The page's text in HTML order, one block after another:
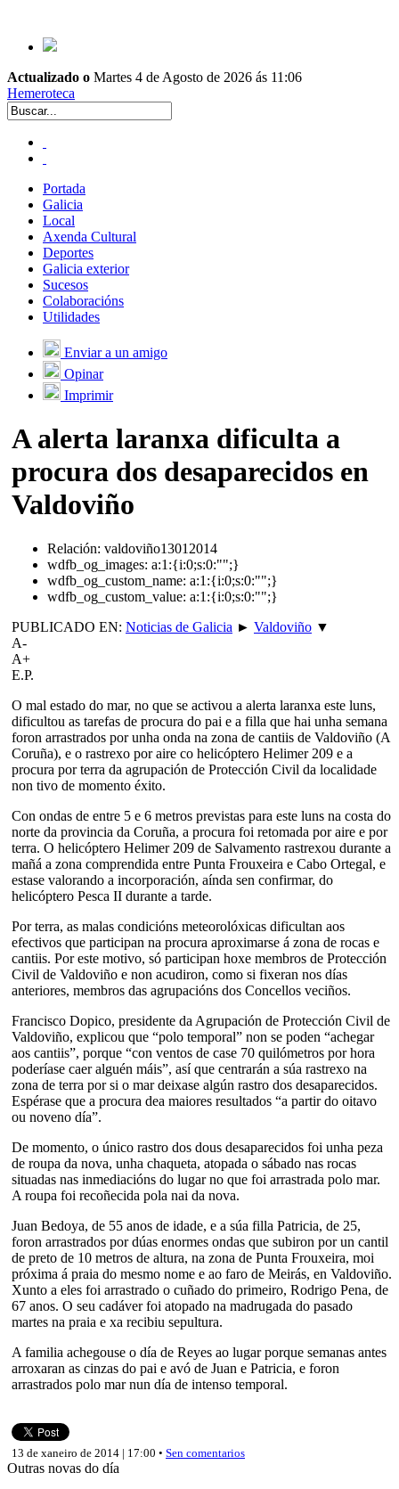
Actualizado o Martes 4 de Agosto de 2026 ás 11:06
Hemeroteca
Portada
Galicia
Local
Axenda Cultural
Deportes
Galicia exterior
Sucesos
Colaboracións
Utilidades
Enviar a un amigo
Opinar
Imprimir
A alerta laranxa dificulta a
procura dos desaparecidos en
Valdoviño
Relación: valdoviño13012014
wdfb_og_images: a:1:{i:0;s:0:"";}
wdfb_og_custom_name: a:1:{i:0;s:0:"";}
wdfb_og_custom_value: a:1:{i:0;s:0:"";}
PUBLICADO EN: Noticias de Galicia ► Valdoviño ▼
A-
A+
E.P.
O mal estado do mar, no que se activou a alerta laranxa este luns,
dificultou as tarefas de procura do pai e a filla que hai unha semana
foron arrastrados por unha onda na zona de cantiis de Valdoviño (A
Coruña), e o rastrexo por aire co helicóptero Helimer 209 e a
procura por terra da agrupación de Protección Civil da localidade
non tivo de momento éxito.
Con ondas de entre 5 e 6 metros previstas para este luns na costa do
norte da provincia da Coruña, a procura foi retomada por aire e por
terra. O helicóptero Helimer 209 de Salvamento rastrexou durante a
mañá a zona comprendida entre Punta Frouxeira e Cabo Ortegal, e
estase valorando a incorporación, aínda sen confirmar, do
helicóptero Pesca II durante a tarde.
Por terra, as malas condicións meteorolóxicas dificultan aos
efectivos que participan na procura aproximarse á zona de rocas e
cantiis. Por este motivo, só participan hoxe membros de Protección
Civil de Valdoviño e non acudiron, como si fixeran nos días
anteriores, membros das agrupacións dos Concellos veciños.
Francisco Dopico, presidente da Agrupación de Protección Civil de
Valdoviño, explicou que “polo temporal” non se poden “achegar
aos cantiis”, porque “con ventos de case 70 quilómetros por hora
poderíase caer alguén máis”, así que centrarán a súa rastrexo na
zona de terra por si o mar deixase algún rastro dos desaparecidos.
Espérase que a procura dea maiores resultados “a partir do oitavo
ou noveno día”.
De momento, o único rastro dos dous desaparecidos foi unha peza
de roupa da nova, unha chaqueta, atopada o sábado nas rocas
situadas nas inmediacións do lugar no que foi arrastrada polo mar.
A roupa foi recoñecida pola nai da nova.
Juan Bedoya, de 55 anos de idade, e a súa filla Patricia, de 25,
foron arrastrados por dúas enormes ondas que subiron por un cantil
de preto de 10 metros de altura, na zona de Punta Frouxeira, moi
próxima á praia do mesmo nome e ao faro de Meirás, en Valdoviño.
Xunto a eles foi arrastrado o cuñado do primeiro, Rodrigo Pena, de
67 anos. O seu cadáver foi atopado na madrugada do pasado
martes na praia e xa recibiu sepultura.
A familia achegouse o día de Reyes ao lugar porque semanas antes
arroxaran as cinzas do pai e avó de Juan e Patricia, e foron
arrastrados polo mar nun día de intenso temporal.
13 de xaneiro de 2014 | 17:00 • Sen comentarios
Outras novas do día